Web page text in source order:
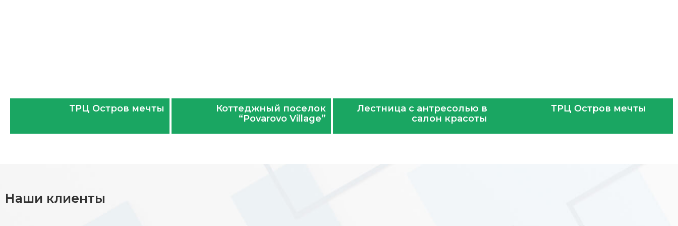
ТРЦ Остров мечты
Коттеджный поселок
“Povarovo Village”
Лестница с антресолью в
салон красоты
ТРЦ Остров мечты
Наши клиенты